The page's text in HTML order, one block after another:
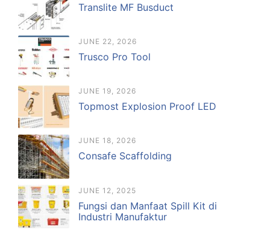
Translite MF Busduct
JUNE 22, 2026
Trusco Pro Tool
JUNE 19, 2026
Topmost Explosion Proof LED
JUNE 18, 2026
Consafe Scaffolding
JUNE 12, 2025
Fungsi dan Manfaat Spill Kit di
Industri Manufaktur